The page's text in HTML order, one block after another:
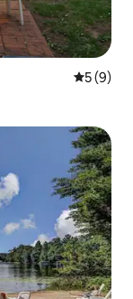
5 (9)